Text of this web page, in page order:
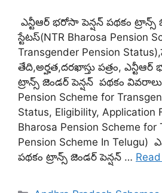
ఎన్టీఆర్ భరోసా పెన్షన్ పథకం ట్రాన్స్
స్టేటస్(NTR Bharosa Pension
Transgender Pension
తేది,అర్హత,దరఖాస్తు పత్రం,
ట్రాన్స్ జెండర్ పెన్షన్ పథకం వివరాలు
Pension Scheme for
Status, Eligibility, Application
Bharosa Pension Scheme for
Pension Scheme In Telugu)
పథకం ట్రాన్స్ జెండర్ పెన్షన్ …